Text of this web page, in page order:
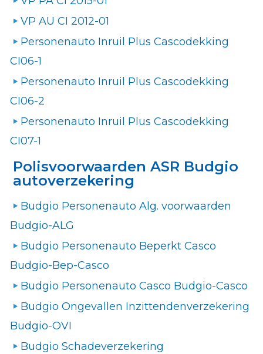
VP AU CI 2012-01
Personenauto Inruil Plus Cascodekking
CI06-1
Personenauto Inruil Plus Cascodekking
CI06-2
Personenauto Inruil Plus Cascodekking
CI07-1
Polisvoorwaarden ASR Budgio
autoverzekering
Budgio Personenauto Alg. voorwaarden
Budgio-ALG
Budgio Personenauto Beperkt Casco
Budgio-Bep-Casco
Budgio Personenauto Casco Budgio-Casco
Budgio Ongevallen Inzittendenverzekering
Budgio-OVI
Budgio Schadeverzekering